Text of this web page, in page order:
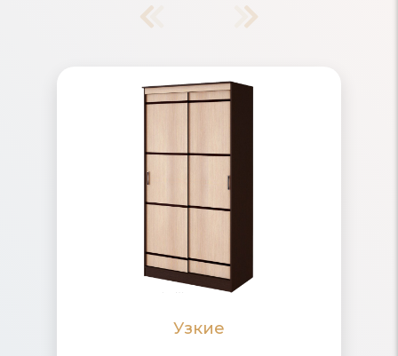
Узкие
Шкафы-купе узкие
Узкие шкафы-купе из современных
материалов с продуманным
прихожей, ниши и на балкон